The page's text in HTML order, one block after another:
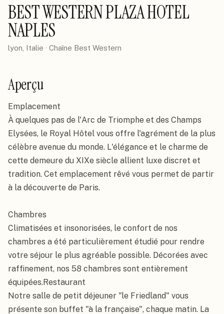
BEST WESTERN PLAZA HOTEL
NAPLES
lyon, Italie · Chaîne Best Western
Aperçu
Emplacement
À quelques pas de l'Arc de Triomphe et des Champs
Elysées, le Royal Hôtel vous offre l'agrément de la plus
célèbre avenue du monde. L'élégance et le charme de
cette demeure du XIXe siècle allient luxe discret et
tradition. Cet emplacement rêvé vous permet de partir
à la découverte de Paris.
Chambres
Climatisées et insonorisées, le confort de nos
chambres a été particulièrement étudié pour rendre
votre séjour le plus agréable possible. Décorées avec
raffinement, nos 58 chambres sont entièrement
équipées.Restaurant
Notre salle de petit déjeuner "le Friedland" vous
présente son buffet "à la française", chaque matin. La